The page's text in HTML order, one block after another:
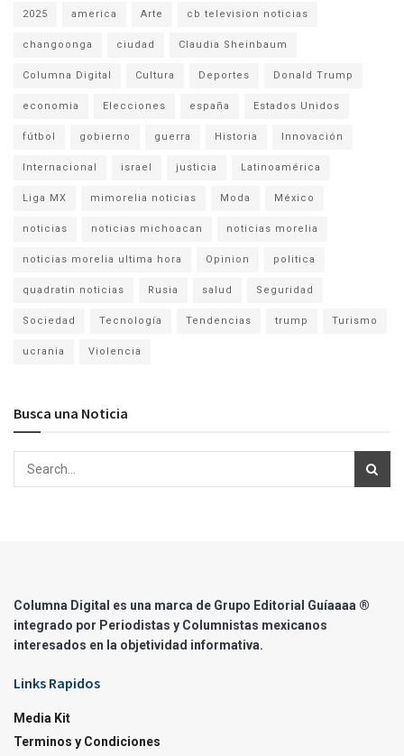
2025 america Arte cb television noticias
changoonga ciudad Claudia Sheinbaum
Columna Digital Cultura Deportes Donald Trump
economia Elecciones españa Estados Unidos
fútbol gobierno guerra Historia Innovación
Internacional israel justicia Latinoamérica
Liga MX mimorelia noticias Moda México
noticias noticias michoacan noticias morelia
noticias morelia ultima hora Opinion politica
quadratin noticias Rusia salud Seguridad
Sociedad Tecnología Tendencias trump Turismo
ucrania Violencia
Busca una Noticia
Columna Digital es una marca de Grupo Editorial Guíaaaa ®
integrado por Periodistas y Columnistas mexicanos
interesados en la objetividad informativa.
Links Rapidos
Media Kit
Terminos y Condiciones